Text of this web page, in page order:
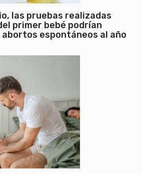
las pruebas realizadas
primer bebé podrían
espontáneos al año